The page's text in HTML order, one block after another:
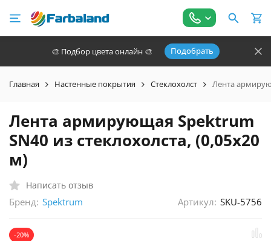
🎨 Подбор цвета онлайн 🎨 Подобрать
Главная Настенные покрытия Стеклохолст Лента
Лента армирующая Spektrum
SN40 из стеклохолста, (0,05х20
м)
Написать отзыв
Бренд: Spektrum Артикул: SKU-5756
-20%